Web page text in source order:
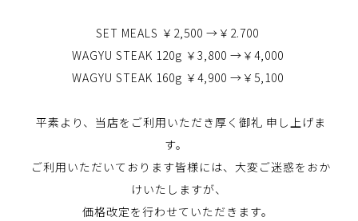
SET MEALS ￥2,500 →￥2.700
WAGYU STEAK 120g ￥3,800 →￥4,000
WAGYU STEAK 160g ￥4,900 →￥5,100
平素より、当店をご利用いただき厚く御礼 申し上げま
す。
ご利用いただいております皆様には、大変ご迷惑をおか
けいたしますが、
価格改定を行わせていただきます。